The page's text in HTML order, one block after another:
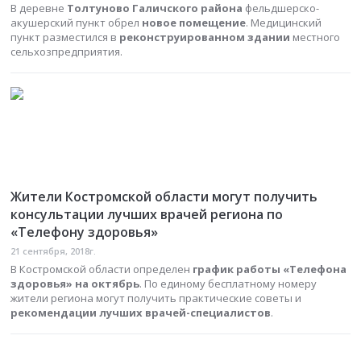
В деревне Толтуново Галичского района фельдшерско-
акушерский пункт обрел новое помещение. Медицинский
пункт разместился в реконструированном здании местного
сельхозпредприятия.
Жители Костромской области могут получить
консультации лучших врачей региона по
«Телефону здоровья»
21 сентября, 2018г.
В Костромской области определен график работы «Телефона
здоровья» на октябрь. По единому бесплатному номеру
жители региона могут получить практические советы и
рекомендации лучших врачей-специалистов.